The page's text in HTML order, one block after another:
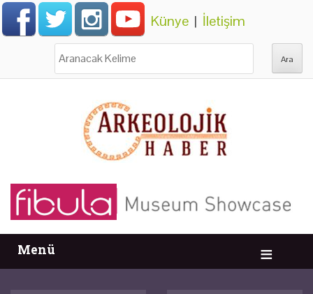
Künye | İletişim
Menü